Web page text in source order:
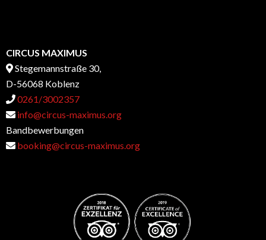
CIRCUS MAXIMUS
Stegemannstraße 30,
D-56068 Koblenz
0261/3002357
info@circus-maximus.org
Bandbewerbungen
booking@circus-maximus.org